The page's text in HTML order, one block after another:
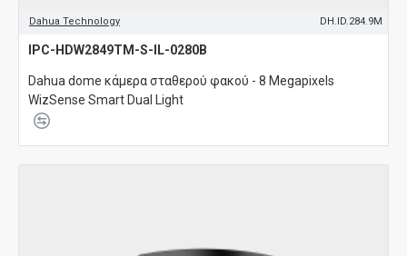
Dahua Technology DH.ID.284.9M
IPC-HDW2849TM-S-IL-0280B
Dahua dome κάμερα σταθερού φακού - 8 Megapixels
WizSense Smart Dual Light